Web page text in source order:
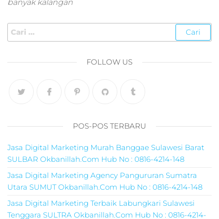
jam pahami digital
marketing untuk
jam pahami digital
agency,para
marketing
digital,online
digital,digital
marketing
sms,promosi
digital,promosi
banyak kalangan
FOLLOW US
POS-POS TERBARU
Jasa Digital Marketing Murah Banggae Sulawesi Barat
SULBAR Okbanillah.Com Hub No : 0816-4214-148
Jasa Digital Marketing Agency Pangururan Sumatra
Utara SUMUT Okbanillah.Com Hub No : 0816-4214-148
Jasa Digital Marketing Terbaik Labungkari Sulawesi
Tenggara SULTRA Okbanillah.Com Hub No : 0816-4214-